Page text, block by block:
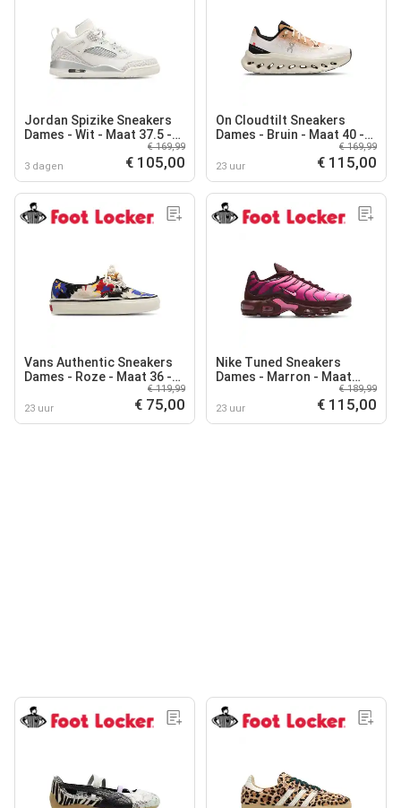
Jordan Spizike Sneakers
Dames - Wit - Maat 37.5 -
3 dagen
€ 169,99
€ 105,00
On Cloudtilt Sneakers
Dames - Bruin - Maat 40 -
23 uur
€ 169,99
€ 115,00
Vans Authentic Sneakers
Dames - Roze - Maat 36 -
23 uur
€ 119,99
€ 75,00
Nike Tuned Sneakers
Dames - Marron - Maat
23 uur
€ 189,99
€ 115,00